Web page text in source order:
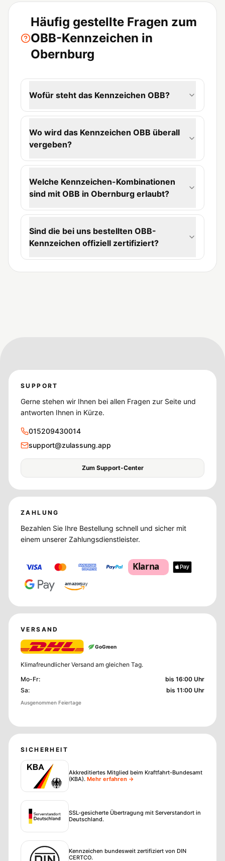
Häufig gestellte Fragen zum
OBB-Kennzeichen in
Obernburg
Wofür steht das Kennzeichen OBB?
Wo wird das Kennzeichen OBB überall
vergeben?
Welche Kennzeichen-Kombinationen
sind mit OBB in Obernburg erlaubt?
Sind die bei uns bestellten OBB-
Kennzeichen offiziell zertifiziert?
SUPPORT
Gerne stehen wir Ihnen bei allen Fragen zur Seite und
antworten Ihnen in Kürze.
015209430014
support@zulassung.app
Zum Support-Center
ZAHLUNG
Bezahlen Sie Ihre Bestellung schnell und sicher mit
einem unserer Zahlungsdienstleister.
Klarna
amazonpay
VERSAND
GoGreen
Klimafreundlicher Versand am gleichen Tag.
Mo-Fr:
bis 16:00 Uhr
Sa: bis 11:00 Uhr
Ausgenommen Feiertage
SICHERHEIT
Akkreditiertes Mitglied beim Kraftfahrt-Bundesamt
(KBA). Mehr erfahren →
SSL-gesicherte Übertragung mit Serverstandort in
Deutschland.
Kennzeichen bundesweit zertifiziert von DIN
CERTCO.